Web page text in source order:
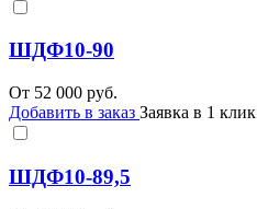
ШДФ10-90
От 52 000 руб.
Добавить в заказ Заявка в 1 клик
ШДФ10-89,5